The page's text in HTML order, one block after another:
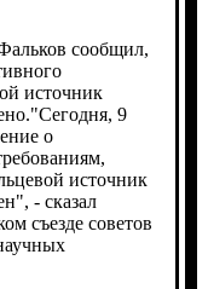
сообщил,
источник
9
о
источник
- сказал
съезде советов